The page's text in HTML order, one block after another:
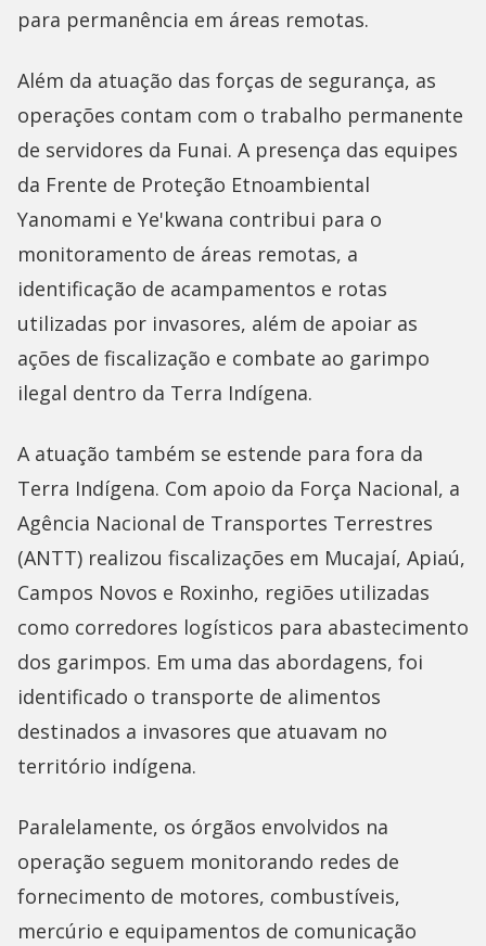
para permanência em áreas remotas.
Além da atuação das forças de segurança, as
operações contam com o trabalho permanente
de servidores da Funai. A presença das equipes
da Frente de Proteção Etnoambiental
Yanomami e Ye'kwana contribui para o
monitoramento de áreas remotas, a
identificação de acampamentos e rotas
utilizadas por invasores, além de apoiar as
ações de fiscalização e combate ao garimpo
ilegal dentro da Terra Indígena.
A atuação também se estende para fora da
Terra Indígena. Com apoio da Força Nacional, a
Agência Nacional de Transportes Terrestres
(ANTT) realizou fiscalizações em Mucajaí, Apiaú,
Campos Novos e Roxinho, regiões utilizadas
como corredores logísticos para abastecimento
dos garimpos. Em uma das abordagens, foi
identificado o transporte de alimentos
destinados a invasores que atuavam no
território indígena.
Paralelamente, os órgãos envolvidos na
operação seguem monitorando redes de
fornecimento de motores, combustíveis,
mercúrio e equipamentos de comunicação